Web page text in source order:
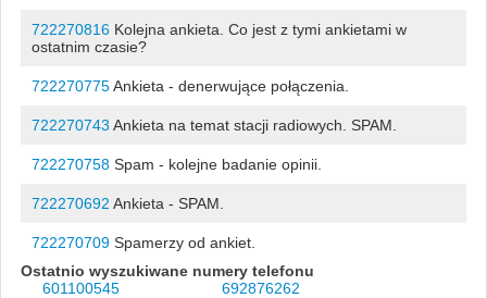
722270816Kolejna ankieta. Co jest z tymi ankietami w
ostatnim czasie?
722270775Ankieta - denerwujące połączenia.
722270743 Ankieta na temat stacji radiowych. SPAM.
722270758Spam - kolejne badanie opinii.
722270692 Ankieta - SPAM.
722270709Spamerzy od ankiet.
Ostatnio wyszukiwane numery telefonu
601100545
692876262